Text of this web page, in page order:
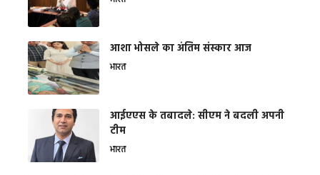
आशा भोसले का अंतिम संस्कार आज
भारत
आईएएस के तबादले: सीएम ने बदली अपनी
टीम
भारत